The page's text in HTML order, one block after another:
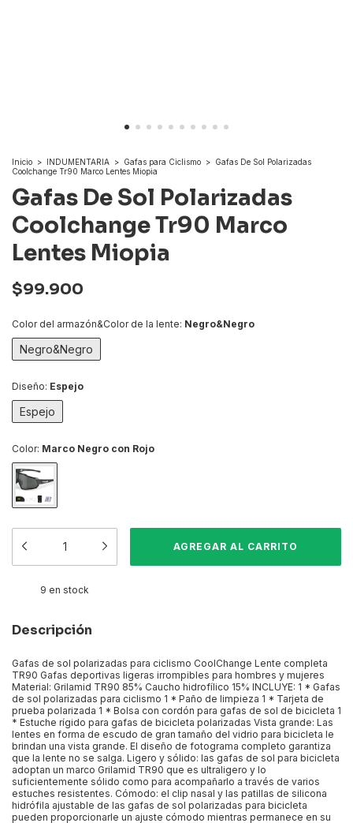
Inicio > INDUMENTARIA > Gafas para Ciclismo > Gafas De Sol Polarizadas
Coolchange Tr90 Marco Lentes Miopia
Gafas De Sol Polarizadas
Coolchange Tr90 Marco
Lentes Miopia
$99.900
Color del armazón&Color de la lente: Negro&Negro
Negro&Negro
Diseño: Espejo
Espejo
Color: Marco Negro con Rojo
9 en stock
Descripción
Gafas de sol polarizadas para ciclismo CoolChange Lente completa
TR90 Gafas deportivas ligeras irrompibles para hombres y mujeres
Material: Grilamid TR90 85% Caucho hidrofílico 15% INCLUYE: 1 * Gafas
de sol polarizadas para ciclismo 1 * Paño de limpieza 1 * Tarjeta de
prueba polarizada 1 * Bolsa con cordón para gafas de sol de bicicleta 1
* Estuche rígido para gafas de bicicleta polarizadas Vista grande: Las
lentes en forma de escudo de gran tamaño del vidrio para bicicleta le
brindan una vista grande. El diseño de fotograma completo garantiza
que la lente no se salga. Ligero y sólido: las gafas de sol para bicicleta
adoptan un marco Grilamid TR90 que es ultraligero y lo
suficientemente sólido como para acompañarlo a través de varios
estuches resistentes. Cómodo: el clip nasal y las patillas de silicona
hidrófila ajustable de las gafas de sol polarizadas para bicicleta
pueden proporcionarle un ajuste cómodo mientras permanece en su